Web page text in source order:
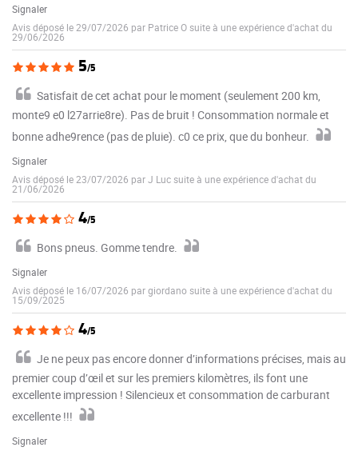
Signaler
Avis déposé le 29/07/2026 par Patrice O suite à une expérience d'achat du
29/06/2026
5/5
Satisfait de cet achat pour le moment (seulement 200 km,
monte9 e0 l27arrie8re). Pas de bruit ! Consommation normale et
bonne adhe9rence (pas de pluie). c0 ce prix, que du bonheur.
Signaler
Avis déposé le 23/07/2026 par J Luc suite à une expérience d'achat du
21/06/2026
4/5
Bons pneus. Gomme tendre.
Signaler
Avis déposé le 16/07/2026 par giordano suite à une expérience d'achat du
15/09/2025
4/5
Je ne peux pas encore donner d’informations précises, mais au
premier coup d’œil et sur les premiers kilomètres, ils font une
excellente impression ! Silencieux et consommation de carburant
excellente !!!
Signaler